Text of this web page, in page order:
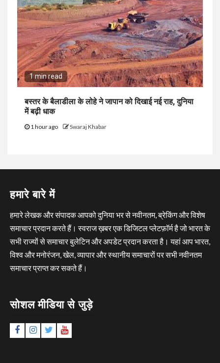
1 min read
बस्तर के बैलाडीला के लोहे ने जापान को दिखाई नई राह, दुनिया
में बढ़ी धाक
1 hour ago Swaraj Khabar
हमारे बारे में
हमारे लेखक और संपादक आपको दुनिया भर से नवीनतम, ब्रेकिंग और विशेष
समाचार प्रदान करते हैं। स्वराज ख़बर एक डिजिटल प्लेटफ़ॉर्म है जो भारत के
सभी राज्यों से समाचार बुलेटिन और अपडेट प्रदान करता है। यहां आप भारत,
विश्व और मनोरंजन, खेल, व्यापार और स्थानीय समाचारों पर सभी नवीनतम
समाचार प्राप्त कर सकते हैं।
सोशल मीडिया से जुड़े
FacebookInstagram
TwitterYouTube